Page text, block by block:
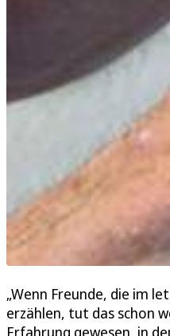
„Wenn Freunde, die im
erzählen, tut das schon
Erfahrung gewesen, in